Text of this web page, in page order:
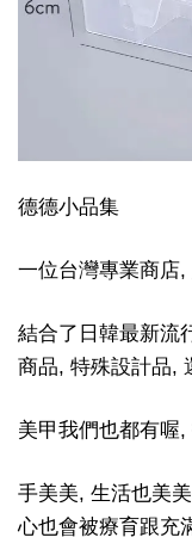
德德小品集
一位台灣專業商店
結合了日韓最新流
商品, 特殊設計品,
美甲我們也都有喔
手美美, 生活也美
心也會被療育跟充